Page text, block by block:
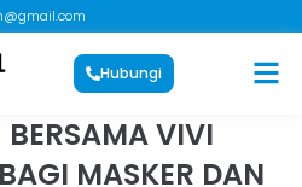
Hubungi
BERSAMA VIVI
MASKER DAN